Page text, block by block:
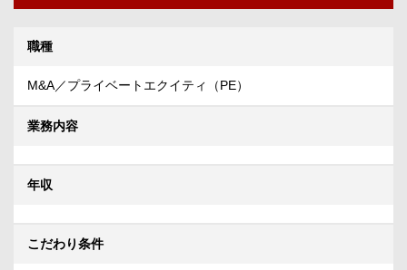
職種
M&A／プライベートエクイティ（PE）
業務内容
年収
こだわり条件